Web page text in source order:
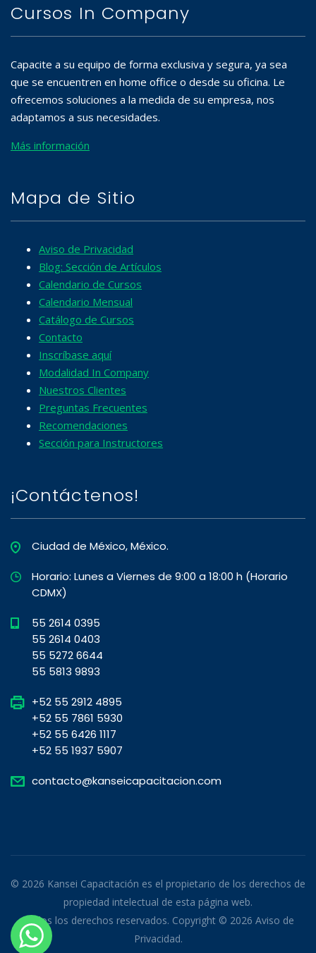
Cursos In Company
Capacite a su equipo de forma exclusiva y segura, ya sea
que se encuentren en home office o desde su oficina. Le
ofrecemos soluciones a la medida de su empresa, nos
adaptamos a sus necesidades.
Más información
Mapa de Sitio
Aviso de Privacidad
Blog: Sección de Artículos
Calendario de Cursos
Calendario Mensual
Catálogo de Cursos
Contacto
Inscríbase aquí
Modalidad In Company
Nuestros Clientes
Preguntas Frecuentes
Recomendaciones
Sección para Instructores
¡Contáctenos!
Ciudad de México, México.
Horario: Lunes a Viernes de 9:00 a 18:00 h (Horario
CDMX)
55 2614 0395
55 2614 0403
55 5272 6644
55 5813 9893
+52 55 2912 4895
+52 55 7861 5930
+52 55 6426 1117
+52 55 1937 5907
contacto@kanseicapacitacion.com
© 2026 Kansei Capacitación es el propietario de los derechos de
propiedad intelectual de esta página web.
Todos los derechos reservados. Copyright © 2026 Aviso de
Privacidad.